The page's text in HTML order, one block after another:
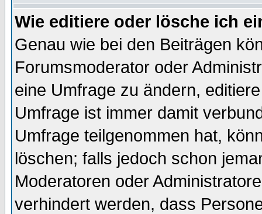
Wie editiere oder lösche ich
Genau wie bei den Beiträgen
Forumsmoderator oder
eine Umfrage zu ändern,
Umfrage ist immer damit
Umfrage teilgenommen hat,
löschen; falls jedoch schon
Moderatoren oder
verhindert werden, dass